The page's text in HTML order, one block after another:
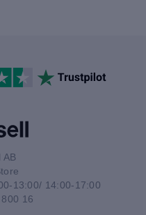
AB
13:00/ 14:00-17:00
16